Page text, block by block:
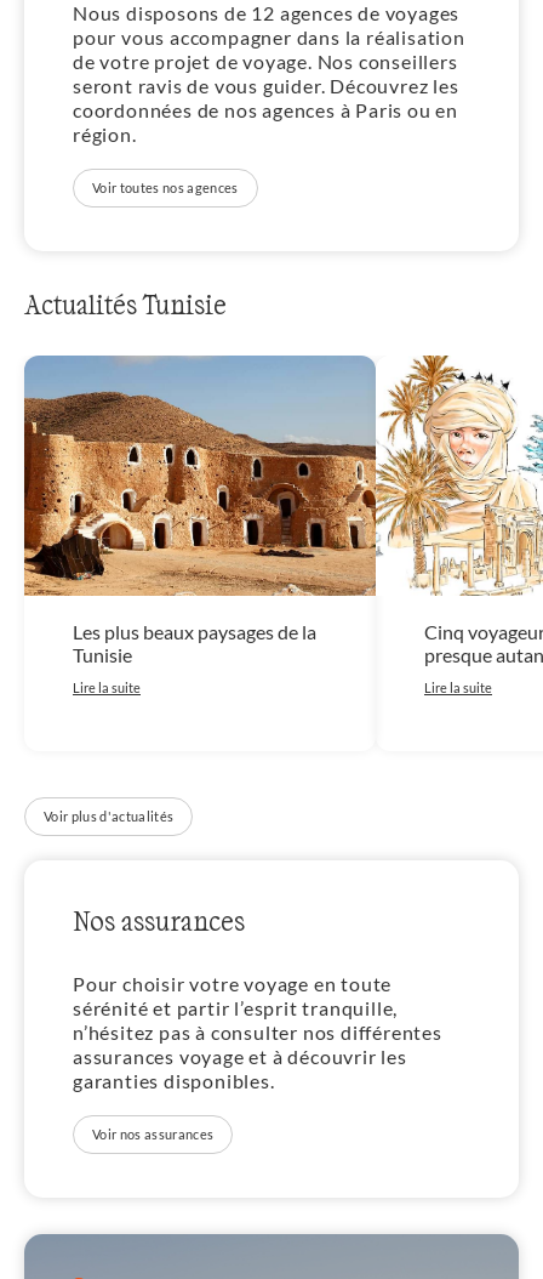
Nous disposons de 12 agences de voyages
pour vous accompagner dans la réalisation
de votre projet de voyage. Nos conseillers
seront ravis de vous guider. Découvrez les
coordonnées de nos agences à Paris ou en
région.
Voir toutes nos agences
Actualités Tunisie
Les plus beaux paysages de la
Tunisie
Lire la suite
Cinq
presque
Lire la suite
Voir plus d'actualités
Nos assurances
Pour choisir votre voyage en toute
sérénité et partir l’esprit tranquille,
n’hésitez pas à consulter nos différentes
assurances voyage et à découvrir les
garanties disponibles.
Voir nos assurances